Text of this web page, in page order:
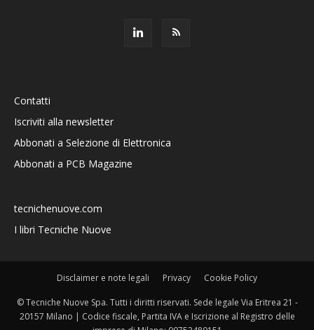
Contatti
Iscriviti alla newsletter
Abbonati a Selezione di Elettronica
Abbonati a PCB Magazine
tecnichenuove.com
I libri Tecniche Nuove
Disclaimer e note legali Privacy Cookie Policy
© Tecniche Nuove Spa. Tutti i diritti riservati. Sede legale Via Eritrea 21 -
20157 Milano | Codice fiscale, Partita IVA e Iscrizione al Registro delle